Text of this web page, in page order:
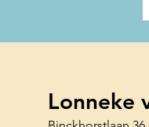
Lonneke